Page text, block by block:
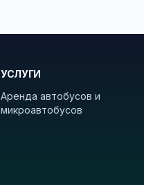
УСЛУГИ
Аренда автобусов и
микроавтобусов